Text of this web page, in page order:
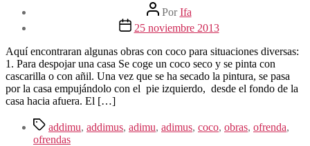
Autor
de
la
PorIfa
Fecha
la
entrada
25 noviembre 2013
Aquí encontraran algunas obras con coco para situaciones diversas:
1. Para despojar una casa Se coge un coco seco y se pinta con
cascarilla o con añil. Una vez que se ha secado la pintura, se pasa
por la casa empujándolo con el pie izquierdo, desde el fondo de la
casa hacia afuera. El […]
Etiquetas
addimu, addimus, adimu, adimus, coco, obras, ofrenda,
ofrendas